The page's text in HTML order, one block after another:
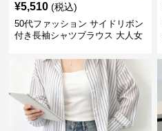
¥5,510 (税込)
50代ファッション サイドリボン
付き長袖シャツブラウス 大人女